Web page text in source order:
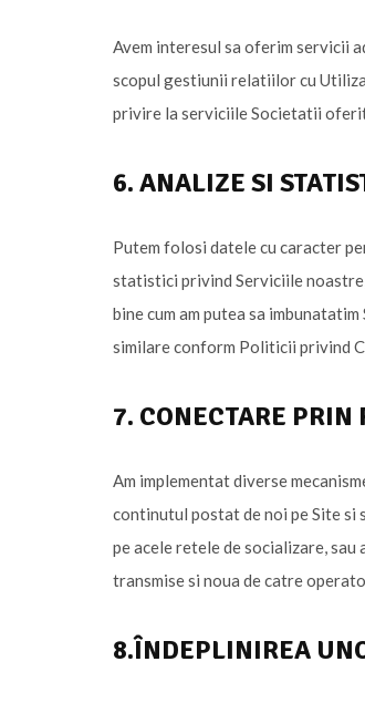
Avem interesul sa oferim servicii
scopul gestiunii relatiilor cu
privire la serviciile Societatii
6. ANALIZE SI
Putem folosi datele cu caracter
statistici privind Serviciile
bine cum am putea sa
similare conform Politicii privind
7. CONECTARE PRIN
Am implementat diverse
continutul postat de noi pe Site si
pe acele retele de socializare,
transmise si noua de catre
8.ÎNDEPLINIREA